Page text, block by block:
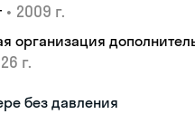
• 2009 г.
организация
г.
без давления